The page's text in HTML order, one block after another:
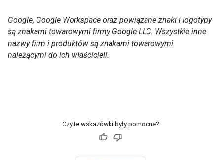
Google, Google Workspace oraz powiązane znaki i logotypy
są znakami towarowymi firmy Google LLC. Wszystkie inne
nazwy firm i produktów są znakami towarowymi
należącymi do ich właścicieli.
Czy te wskazówki były pomocne?